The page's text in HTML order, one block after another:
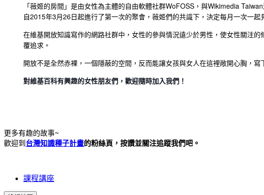
「薇姬的房間」是由女性為主體的自由軟體社群WoFOSS，與Wikimedia
自2015年3月26日起進行了第一次的聚會，薇姬們的共識下，決定每月一次一起
在維基開放知識寫作的網路社群中，女性的參與情況遠少於男性，使女性關注
覆追求。
開放不是全然赤裸，一個隱蔽的空間，反而能讓女孩與女人在這裡敞開心胸，
對維基百科有興趣的女性朋友們，歡迎隨時加入我們！
更多有趣的故事~
歡迎到台灣知識種子計畫的粉絲頁，按讚並關注追蹤我們吧。
課程講座